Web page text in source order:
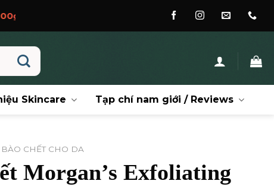
Skincare Tạp chí nam giới / Reviews
BÀO CHẾT CHO DA
Morgan’s Exfoliating